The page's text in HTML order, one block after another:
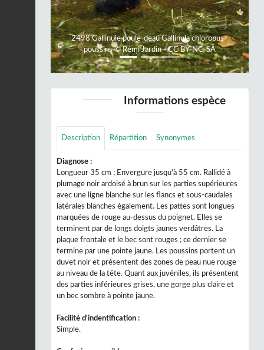
2498 Gallinule poule-deau Gallinula chloropus -
poussins © Rémi Jardin - CC BY-NC-SA
Informations espèce
Description Répartition Synonymes
Diagnose :
Longueur 35 cm ; Envergure jusqu’à 55 cm. Rallidé à
plumage noir ardoisé à brun sur les parties supérieures
avec une ligne blanche sur les flancs et sous-caudales
latérales blanches également. Les pattes sont longues
marquées de rouge au-dessus du poignet. Elles se
terminent par de longs doigts jaunes verdâtres. La
plaque frontale et le bec sont rouges ; ce dernier se
termine par une pointe jaune. Les poussins portent un
duvet noir et présentent des zones de peau nue rouge
au niveau de la tête. Quant aux juvéniles, ils présentent
des parties inférieures grises, une gorge plus claire et
un bec sombre à pointe jaune.
Facilité d'indentification :
Simple.